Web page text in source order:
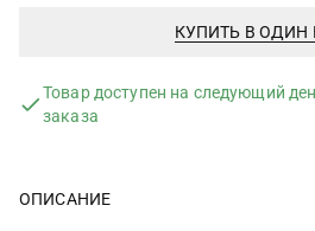
КУПИТЬ В ОДИН
Товар доступен на следующий
заказа
ОПИСАНИЕ